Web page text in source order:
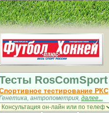
RosComSport
тестирование РКС
антропометрия, далее...